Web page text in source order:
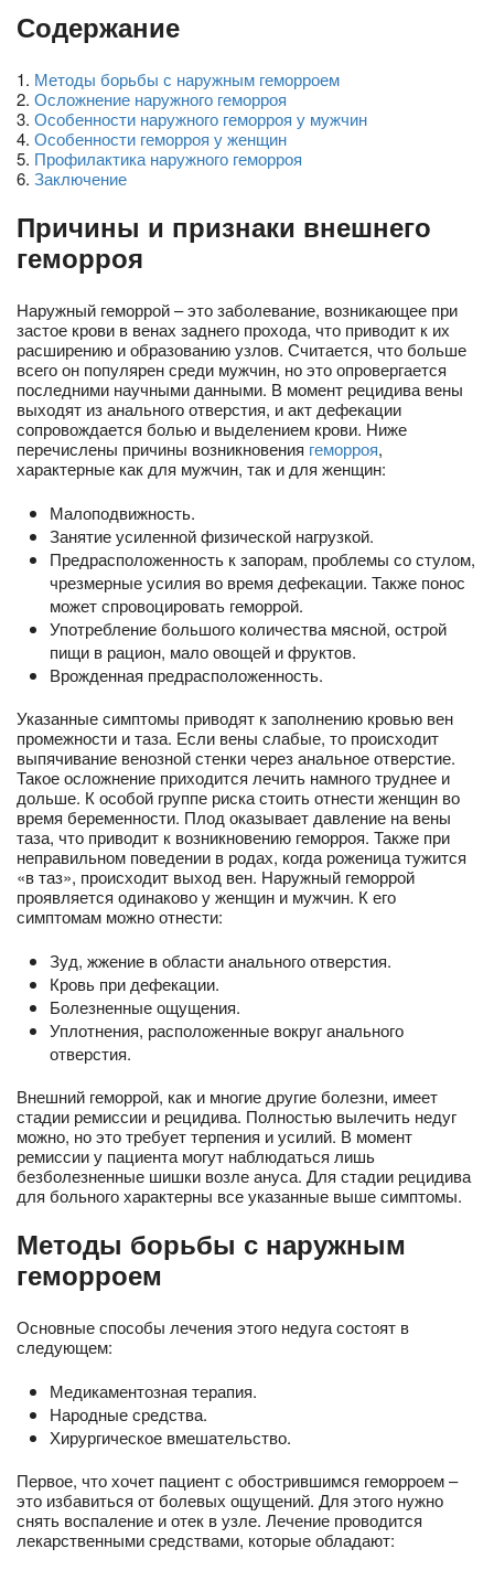
Содержание
1. Методы борьбы с наружным геморроем
2. Осложнение наружного геморроя
3. Особенности наружного геморроя у мужчин
4. Особенности геморроя у женщин
5. Профилактика наружного геморроя
6. Заключение
Причины и признаки внешнего
геморроя
Наружный геморрой – это заболевание, возникающее при
застое крови в венах заднего прохода, что приводит к их
расширению и образованию узлов. Считается, что больше
всего он популярен среди мужчин, но это опровергается
последними научными данными. В момент рецидива вены
выходят из анального отверстия, и акт дефекации
сопровождается болью и выделением крови. Ниже
перечислены причины возникновения геморроя,
характерные как для мужчин, так и для женщин:
Малоподвижность.
Занятие усиленной физической нагрузкой.
Предрасположенность к запорам, проблемы со стулом,
чрезмерные усилия во время дефекации. Также понос
может спровоцировать геморрой.
Употребление большого количества мясной, острой
пищи в рацион, мало овощей и фруктов.
Врожденная предрасположенность.
Указанные симптомы приводят к заполнению кровью вен
промежности и таза. Если вены слабые, то происходит
выпячивание венозной стенки через анальное отверстие.
Такое осложнение приходится лечить намного труднее и
дольше. К особой группе риска стоить отнести женщин во
время беременности. Плод оказывает давление на вены
таза, что приводит к возникновению геморроя. Также при
неправильном поведении в родах, когда роженица тужится
«в таз», происходит выход вен. Наружный геморрой
проявляется одинаково у женщин и мужчин. К его
симптомам можно отнести:
Зуд, жжение в области анального отверстия.
Кровь при дефекации.
Болезненные ощущения.
Уплотнения, расположенные вокруг анального
отверстия.
Внешний геморрой, как и многие другие болезни, имеет
стадии ремиссии и рецидива. Полностью вылечить недуг
можно, но это требует терпения и усилий. В момент
ремиссии у пациента могут наблюдаться лишь
безболезненные шишки возле ануса. Для стадии рецидива
для больного характерны все указанные выше симптомы.
Методы борьбы с наружным
геморроем
Основные способы лечения этого недуга состоят в
следующем:
Медикаментозная терапия.
Народные средства.
Хирургическое вмешательство.
Первое, что хочет пациент с обострившимся геморроем –
это избавиться от болевых ощущений. Для этого нужно
снять воспаление и отек в узле. Лечение проводится
лекарственными средствами, которые обладают: